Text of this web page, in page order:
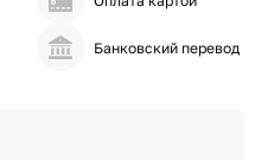
Банковский перевод